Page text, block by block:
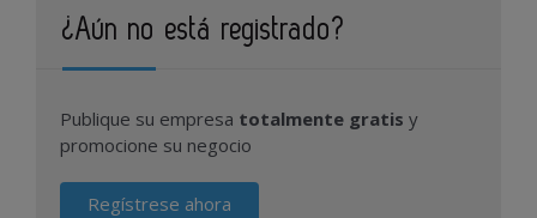
¿Aún no está registrado?
Publique su empresa totalmente gratis y
promocione su negocio
Regístrese ahora